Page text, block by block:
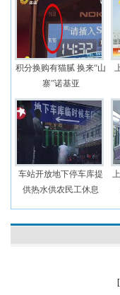
积分换购有猫腻 换来“山
寨”诺基亚
车站开放地下停车库提
供热水供农民工休息
[